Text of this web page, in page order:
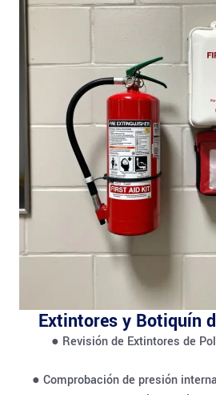
Extintores y Botiquín
● Revisión de Extintores de
● Comprobación de presión